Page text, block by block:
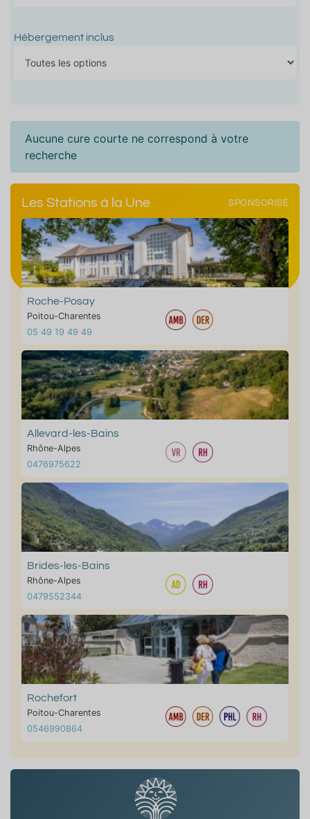
Hébergement inclus
Aucune cure courte ne correspond à votre
recherche
Les Stations à la Une SPONSORISÉ
Roche-Posay
Poitou-Charentes
05 49 19 49 49
Allevard-les-Bains
Rhône-Alpes
0476975622
Brides-les-Bains
Rhône-Alpes
0479552344
Rochefort
Poitou-Charentes
0546990864